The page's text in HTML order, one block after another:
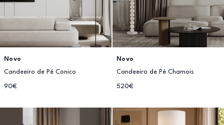
Novo
Candeeiro de Pé Conico
90€
Novo
Candeeiro de Pé Chamois
520€